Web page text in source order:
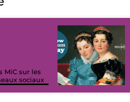
MiC sur les
sociaux